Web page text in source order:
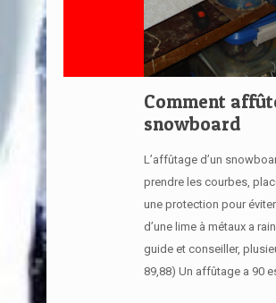
Comment
snowboard
L’affûtage d’un
prendre les courbes,
une protection pour
d’une lime à métaux a
guide et conseiller,
89,88) Un affûtage a 90